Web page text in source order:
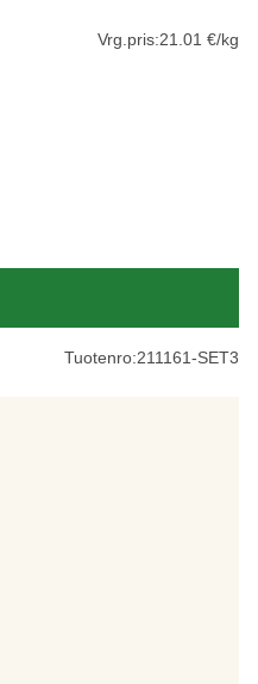
Vrg.pris:21.01 €/kg
Tuotenro:211161-SET3